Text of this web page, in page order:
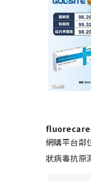
fluorecare
網購平台鄰
狀病毒抗原